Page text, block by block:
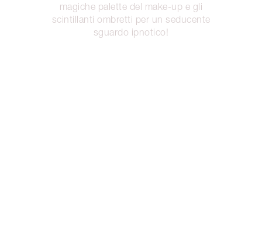
magiche palette del make-up e gli
scintillanti ombretti per un seducente
sguardo ipnotico!